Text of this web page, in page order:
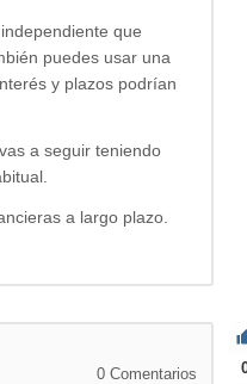
que
puedes usar una
y plazos podrían
a seguir teniendo
a largo plazo.
0 Comentarios